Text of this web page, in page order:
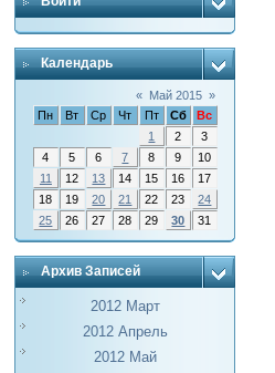
Календарь
« Май 2015 »
Пн
Вт Ср Чт Пт Сб
Вс
1
2
3
4
5 6 7 8 9
10
11
12 13 14 15 16
17
18
19 20 21 22 23
24
25
26 27 28 29 30 31
Архив Записей
2012 Март
2012 Апрель
2012 Май